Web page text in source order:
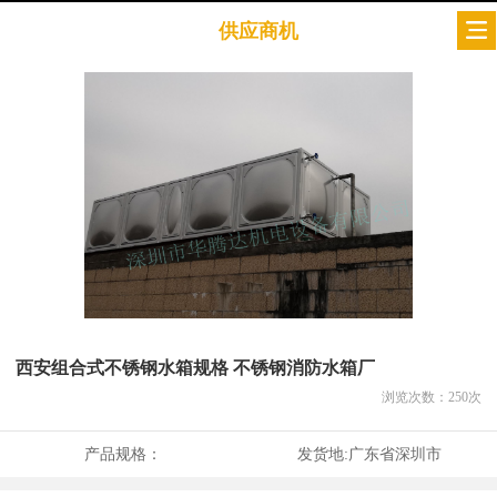
供应商机
西安组合式不锈钢水箱规格 不锈钢消防水箱厂
浏览次数： 250次
产品规格： 发货地:广东省深圳市